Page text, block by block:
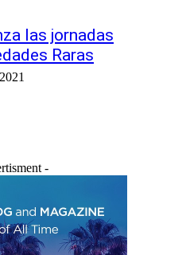
las jornadas
Raras
-